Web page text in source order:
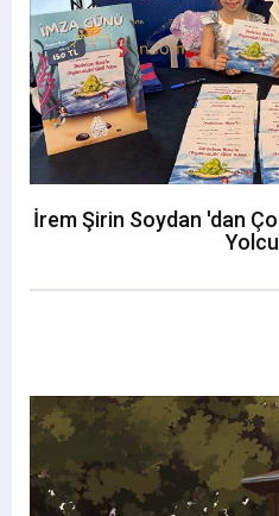
İrem Şirin Soydan 'dan